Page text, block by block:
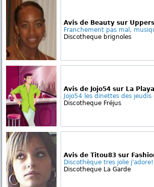
Avis de Beauty sur
Franchement pas mal,
Discotheque brignoles
Avis de Jojo54 sur La Playa
Jojo54 les dinettes des jeudis
Discotheque Fréjus
Avis de Titou83 sur
Discothèque tres jolie j'adore!
Discotheque La Garde